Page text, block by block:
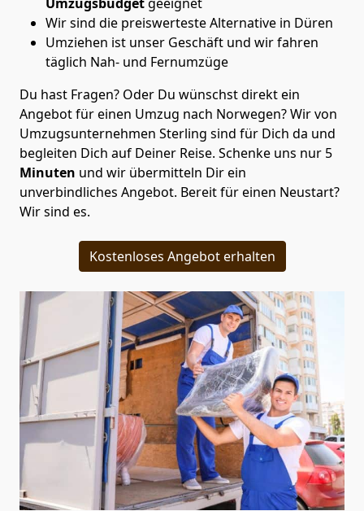
Wir sind die preiswerteste Alternative in Düren
Umziehen ist unser Geschäft und wir fahren
täglich Nah- und Fernumzüge
Du hast Fragen? Oder Du wünschst direkt ein
Angebot für einen Umzug nach Norwegen? Wir von
Umzugsunternehmen Sterling sind für Dich da und
begleiten Dich auf Deiner Reise. Schenke uns nur 5
Minuten und wir übermitteln Dir ein
unverbindliches Angebot. Bereit für einen Neustart?
Wir sind es.
Kostenloses Angebot erhalten